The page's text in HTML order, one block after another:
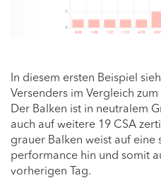
In diesem ersten Beispiel
Versenders im Vergleich
Der Balken ist in neutralem
auch auf weitere 19 CSA
grauer Balken weist auf eine
performance hin und somit
vorherigen Tag.